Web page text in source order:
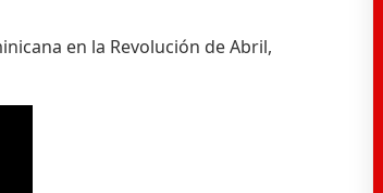
en la Revolución de Abril,